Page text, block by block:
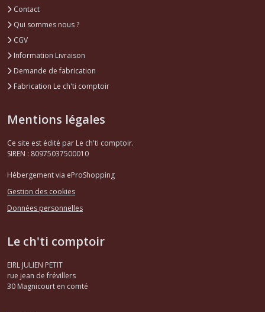
Contact
Qui sommes nous ?
CGV
Information Livraison
Demande de fabrication
Fabrication Le ch'ti comptoir
Mentions légales
Ce site est édité par Le ch'ti comptoir.
SIREN : 80975037500010
Hébergement via eProShopping
Gestion des cookies
Données personnelles
Le ch'ti comptoir
EIRL JULIEN PETIT
rue jean de frévillers
30 Magnicourt en comté